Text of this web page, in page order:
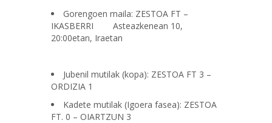
Gorengoen maila: ZESTOA FT –
IKASBERRI Asteazkenean 10,
20:00etan, Iraetan
Jubenil mutilak (kopa): ZESTOA FT 3 –
ORDIZIA 1
Kadete mutilak (Igoera fasea): ZESTOA
FT. 0 – OIARTZUN 3